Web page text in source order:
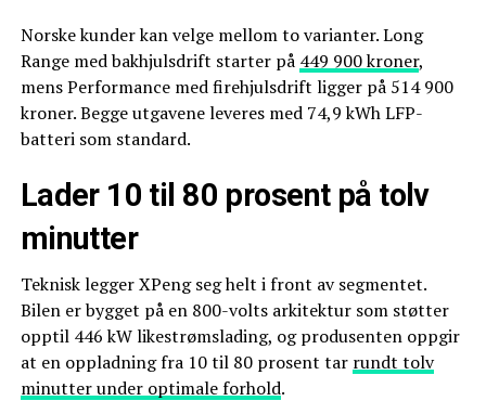
Norske kunder kan velge mellom to varianter. Long
Range med bakhjulsdrift starter på 449 900 kroner,
mens Performance med firehjulsdrift ligger på 514 900
kroner. Begge utgavene leveres med 74,9 kWh LFP-
batteri som standard.
Lader 10 til 80 prosent på tolv
minutter
Teknisk legger XPeng seg helt i front av segmentet.
Bilen er bygget på en 800-volts arkitektur som støtter
opptil 446 kW likestrømslading, og produsenten oppgir
at en oppladning fra 10 til 80 prosent tar rundt tolv
minutter under optimale forhold.